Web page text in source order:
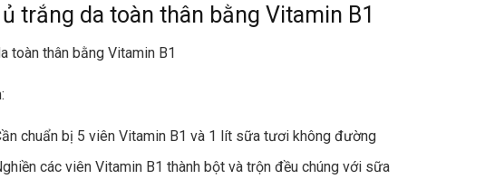
trắng da toàn thân bằng Vitamin B1
toàn thân bằng Vitamin B1
chuẩn bị 5 viên Vitamin B1 và 1 lít sữa tươi không đường
các viên Vitamin B1 thành bột và trộn đều chúng với sữa